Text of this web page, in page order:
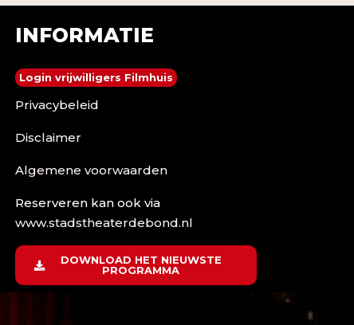
INFORMATIE
Login vrijwilligers Filmhuis
Privacybeleid
Disclaimer
Algemene voorwaarden
Reserveren kan ook via
www.stadstheaterdebond.nl
DOWNLOAD HET NIEUWSTE
PROGRAMMA